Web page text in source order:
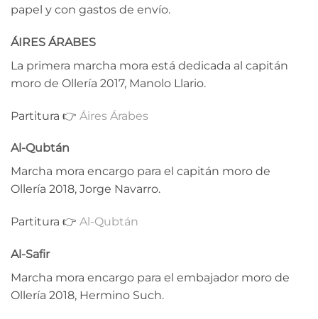
papel y con gastos de envío.
ÁIRES ÁRABES
La primera marcha mora está dedicada al capitán
moro de Ollería 2017, Manolo Llario.
Partitura 👉 Áires Árabes
Al-Qubtán
Marcha mora encargo para el capitán moro de
Ollería 2018, Jorge Navarro.
Partitura 👉 Al-Qubtán
Al-Safir
Marcha mora encargo para el embajador moro de
Ollería 2018, Hermino Such.